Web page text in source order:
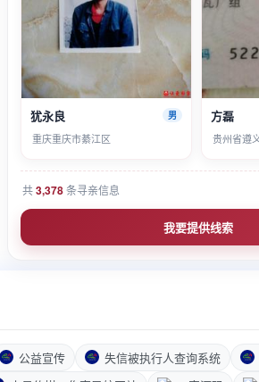
犹永良 男
重庆重庆市綦江区
方磊
贵州省遵
共3,378条寻亲信息
我要提供线索
公益宣传 失信被执行人查询系统